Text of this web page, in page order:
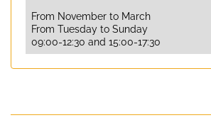
From November to March
From Tuesday to Sunday
09:00-12:30 and 15:00-17:30